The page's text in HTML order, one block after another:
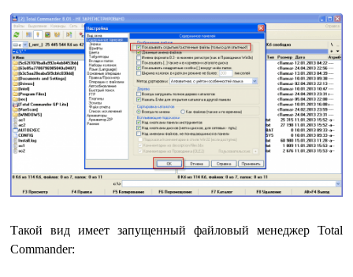
Такой вид имеет запущенный файловый менеджер Total
Commander: